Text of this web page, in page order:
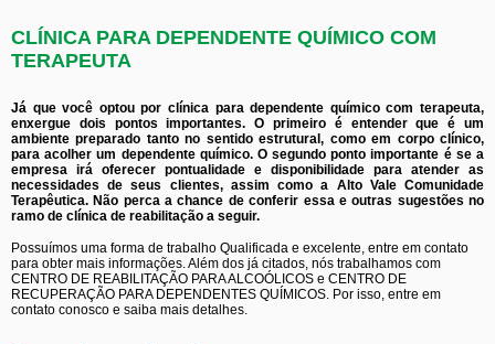
CLÍNICA PARA DEPENDENTE QUÍMICO COM
TERAPEUTA
Já que você optou por clínica para dependente químico com terapeuta,
enxergue dois pontos importantes. O primeiro é entender que é um
ambiente preparado tanto no sentido estrutural, como em corpo clínico,
para acolher um dependente químico. O segundo ponto importante é se a
empresa irá oferecer pontualidade e disponibilidade para atender as
necessidades de seus clientes, assim como a Alto Vale Comunidade
Terapêutica. Não perca a chance de conferir essa e outras sugestões no
ramo de clínica de reabilitação a seguir.
Possuímos uma forma de trabalho Qualificada e excelente, entre em contato
para obter mais informações. Além dos já citados, nós trabalhamos com
CENTRO DE REABILITAÇÃO PARA ALCOÓLICOS e CENTRO DE
RECUPERAÇÃO PARA DEPENDENTES QUÍMICOS. Por isso, entre em
contato conosco e saiba mais detalhes.